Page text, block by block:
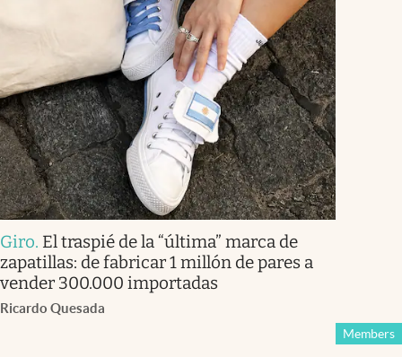
Giro. El traspié de la “última” marca de
zapatillas: de fabricar 1 millón de pares a
vender 300.000 importadas
Ricardo Quesada
Members